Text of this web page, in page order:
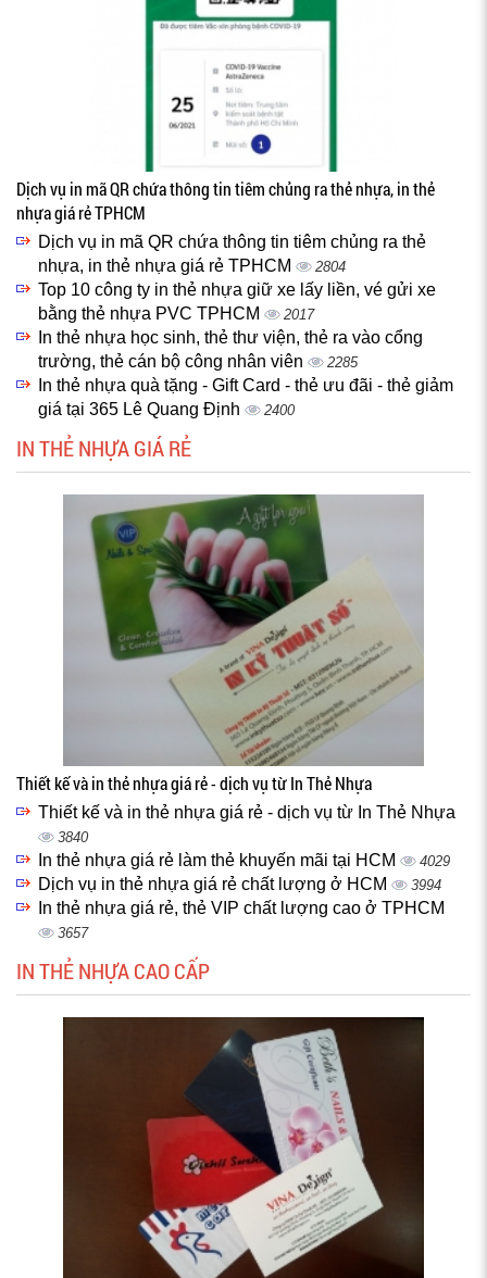
Dịch vụ in mã QR chứa thông tin tiêm chủng ra thẻ nhựa, in thẻ
nhựa giá rẻ TPHCM
Dịch vụ in mã QR chứa thông tin tiêm chủng ra thẻ
nhựa, in thẻ nhựa giá rẻ TPHCM
2804
Top 10 công ty in thẻ nhựa giữ xe lấy liền, vé gửi xe
bằng thẻ nhựa PVC TPHCM
2017
In thẻ nhựa học sinh, thẻ thư viện, thẻ ra vào cổng
trường, thẻ cán bộ công nhân viên
2285
In thẻ nhựa quà tặng - Gift Card - thẻ ưu đãi - thẻ giảm
giá tại 365 Lê Quang Định
2400
IN THẺ NHỰA GIÁ RẺ
Thiết kế và in thẻ nhựa giá rẻ - dịch vụ từ In Thẻ Nhựa
Thiết kế và in thẻ nhựa giá rẻ - dịch vụ từ In Thẻ Nhựa
3840
In thẻ nhựa giá rẻ làm thẻ khuyến mãi tại HCM 4029
Dịch vụ in thẻ nhựa giá rẻ chất lượng ở HCM 3994
In thẻ nhựa giá rẻ, thẻ VIP chất lượng cao ở TPHCM
3657
IN THẺ NHỰA CAO CẤP